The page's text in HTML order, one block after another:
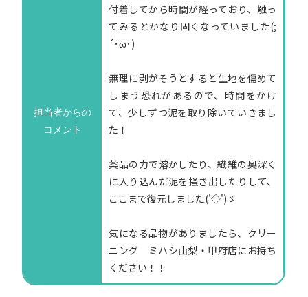
担当者からの
コメント
付着してから時間が経っており、触っ
てみるとかなり固くなっていました(;
´･ω･)
無理に剥がそうとすると生地を傷めて
しまう恐れがあるので、時間をかけ
て、少しずつ泥を取り除いていきまし
た！
薬品の力で溶かしたり、繊維の奥深く
に入り込んだ泥を掻き出したりして、
ここまで復元しました('◇')ゞ
気になる品物がありましたら、クリー
ニング ミハシ山梨・甲府店にお持ち
ください！！